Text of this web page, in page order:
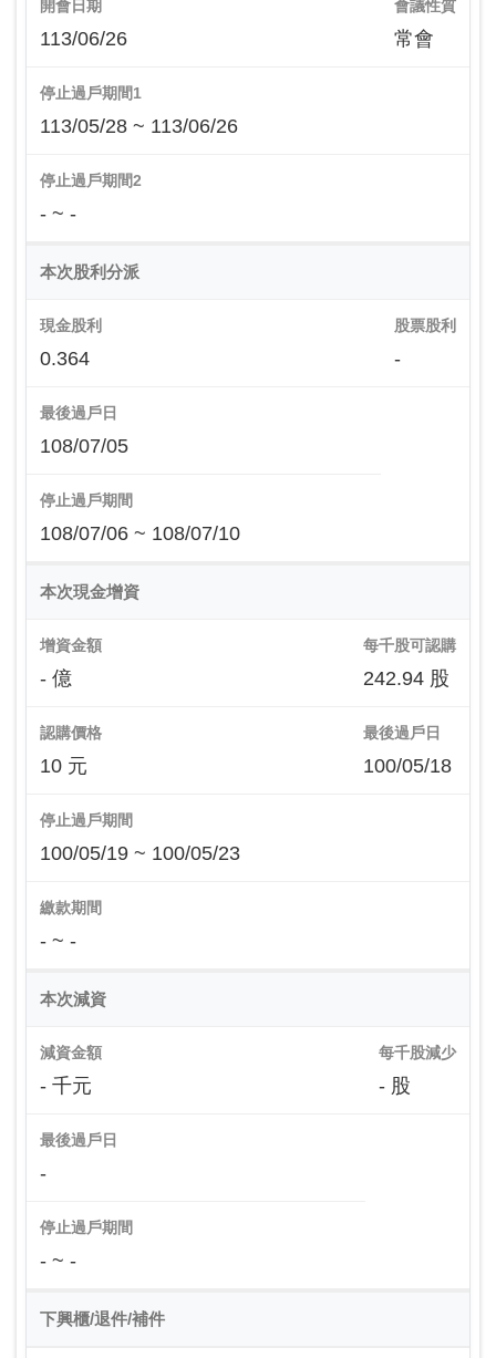
開會日期
113/06/26
會議性質
常會
停止過戶期間1
113/05/28 ~ 113/06/26
停止過戶期間2
- ~ -
本次股利分派
現金股利
0.364
股票股利
-
最後過戶日
108/07/05
停止過戶期間
108/07/06 ~ 108/07/10
本次現金增資
增資金額
- 億
每千股可認購
242.94 股
認購價格
10 元
最後過戶日
100/05/18
停止過戶期間
100/05/19 ~ 100/05/23
繳款期間
- ~ -
本次減資
減資金額
- 千元
每千股減少
- 股
最後過戶日
-
停止過戶期間
- ~ -
下興櫃/退件/補件